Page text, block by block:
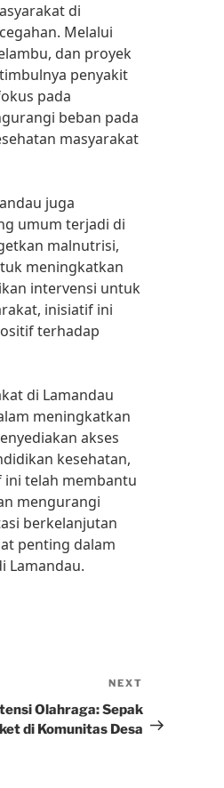
di
Melalui
dan proyek
penyakit
pada
beban pada
masyarakat
juga
umum terjadi di
malnutrisi,
meningkatkan
intervensi untuk
inisiatif ini
terhadap
di Lamandau
meningkatkan
akses
kesehatan,
telah membantu
mengurangi
berkelanjutan
penting dalam
Lamandau.
Post
NEXT
Olahraga: Sepak
di Komunitas Desa